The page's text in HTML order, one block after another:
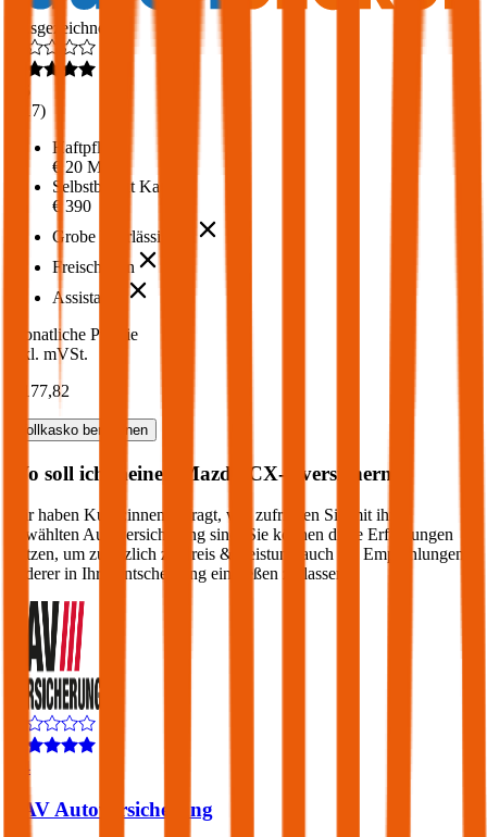
Ausgezeichnet
4,6
217)
Haftpflicht
€ 20 Mio.
Selbstbehalt Kasko
€ 390
Grobe Fahrlässigkeit
Freischaden
Assistance
Monatliche Prämie
inkl. mVSt.
€ 177,82
Vollkasko berechnen
Wo soll ich meinen Mazda CX-5 versichern?
Wir haben Kund:innen befragt, wie zufrieden Sie mit ihrer
gewählten Autoversicherung sind. Sie können diese Erfahrungen
nutzen, um zusätzlich zu Preis & Leistung auch die Empfehlungen
anderer in Ihre Entscheidung einfließen zu lassen:
4,4
VAV Autoversicherung